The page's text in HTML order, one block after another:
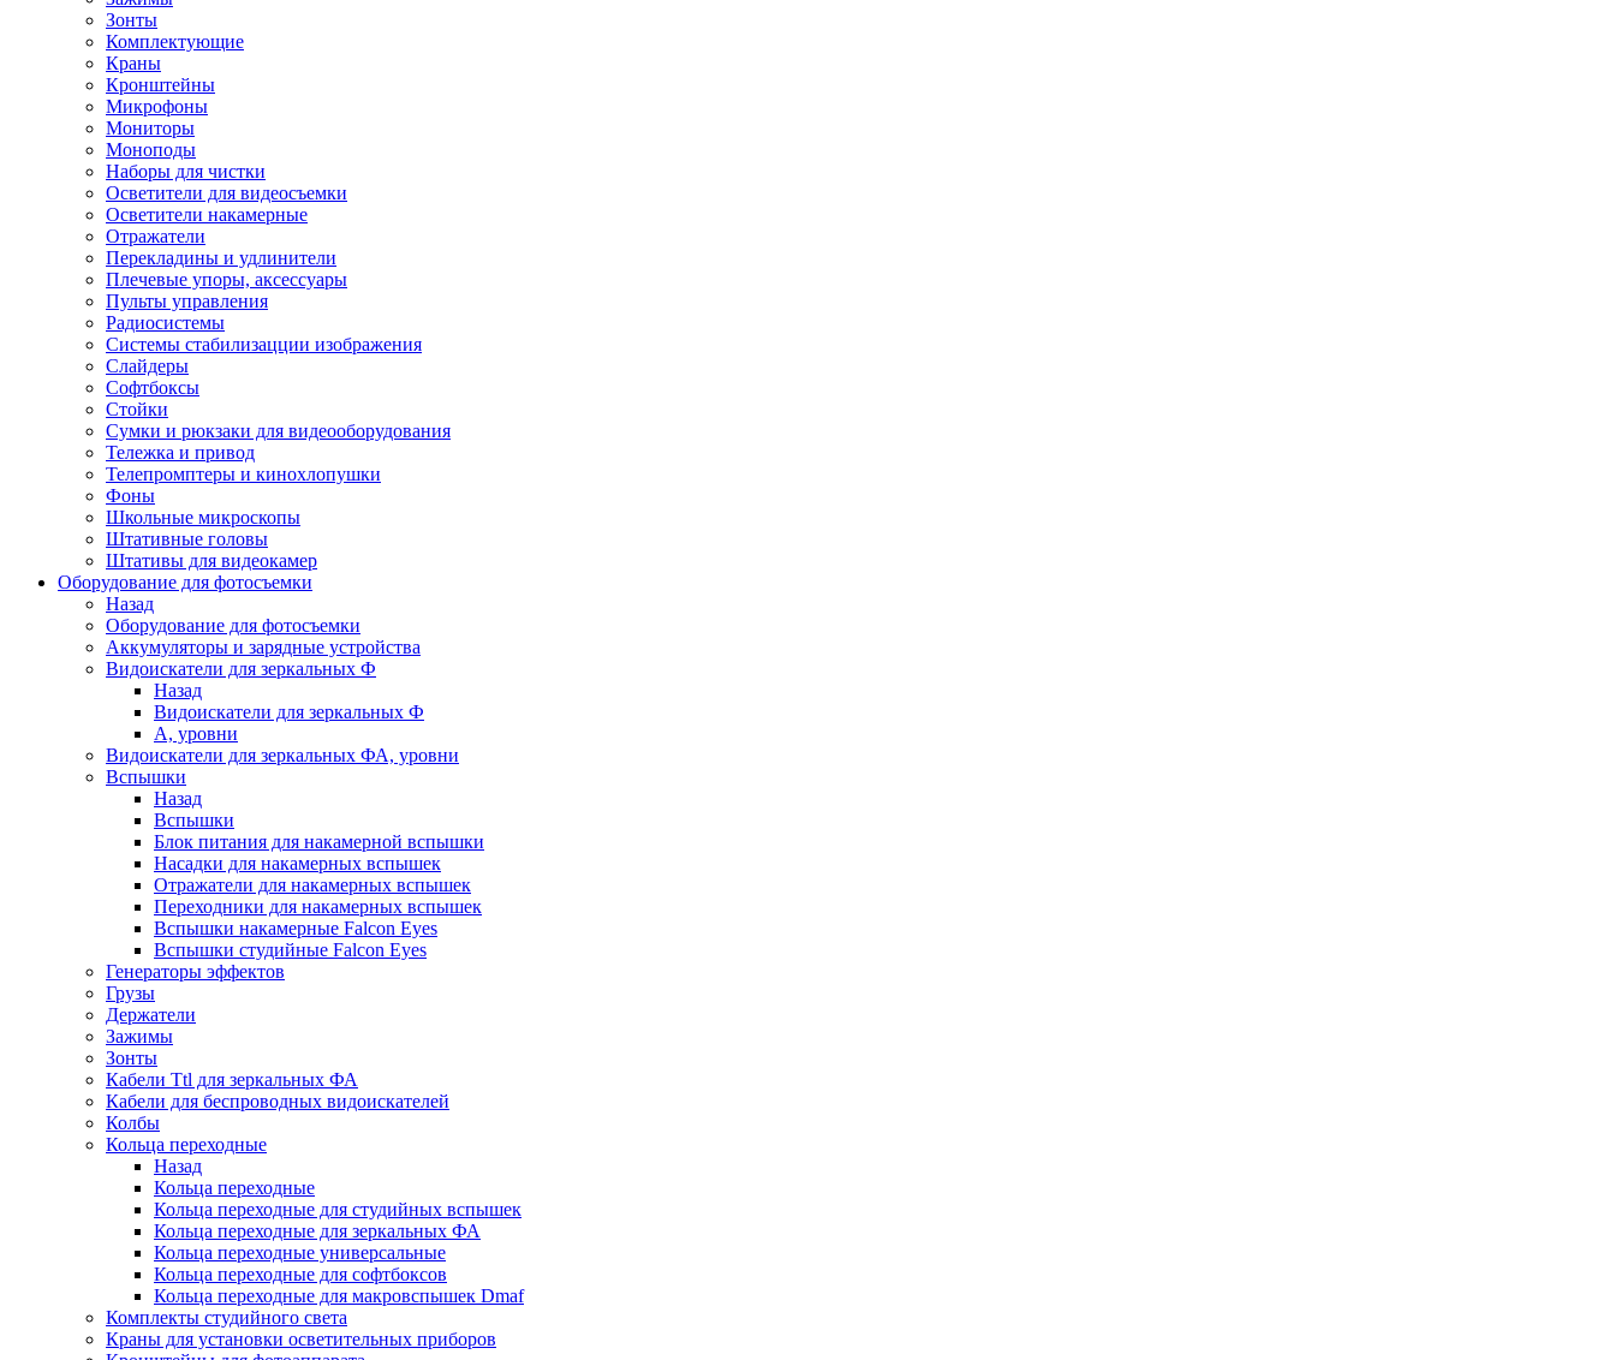
Зонты
Комплектующие
Краны
Кронштейны
Микрофоны
Мониторы
Моноподы
Наборы для чистки
Осветители для видеосъемки
Осветители накамерные
Отражатели
Перекладины и удлинители
Плечевые упоры, аксессуары
Пульты управления
Радиосистемы
Системы стабилизацции изображения
Слайдеры
Софтбоксы
Стойки
Сумки и рюкзаки для видеооборудования
Тележка и привод
Телепромптеры и кинохлопушки
Фоны
Школьные микроскопы
Штативные головы
Штативы для видеокамер
Оборудование для фотосъемки
Назад
Оборудование для фотосъемки
Аккумуляторы и зарядные устройства
Видоискатели для зеркальных Ф
Назад
Видоискатели для зеркальных Ф
А, уровни
Видоискатели для зеркальных ФА, уровни
Вспышки
Назад
Вспышки
Блок питания для накамерной вспышки
Насадки для накамерных вспышек
Отражатели для накамерных вспышек
Переходники для накамерных вспышек
Вспышки накамерные Falcon Eyes
Вспышки студийные Falcon Eyes
Генераторы эффектов
Грузы
Держатели
Зажимы
Зонты
Кабели Ttl для зеркальных ФА
Кабели для беспроводных видоискателей
Колбы
Кольца переходные
Назад
Кольца переходные
Кольца переходные для студийных вспышек
Кольца переходные для зеркальных ФА
Кольца переходные универсальные
Кольца переходные для софтбоксов
Кольца переходные для макровспышек Dmaf
Комплекты студийного света
Краны для установки осветительных приборов